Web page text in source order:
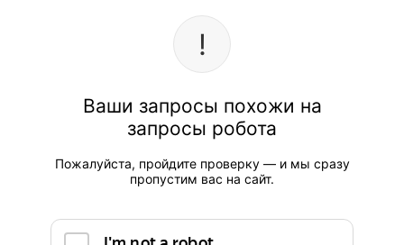
Ваши запросы похожи на
запросы робота
Пожалуйста, пройдите проверку — и мы сразу
пропустим вас на сайт.